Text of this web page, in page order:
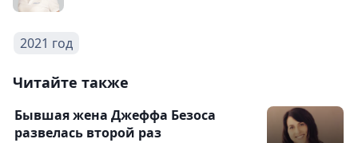
2021 год
Читайте также
Бывшая жена Джеффа Безоса
развелась второй раз